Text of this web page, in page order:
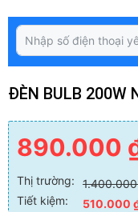
ĐÈN BULB 200W
890.000
Thị trường:
Tiết kiệm:
510.000